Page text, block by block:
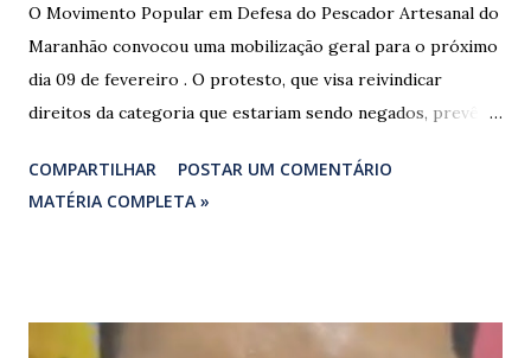
O Movimento Popular em Defesa do Pescador Artesanal do
Maranhão convocou uma mobilização geral para o próximo
dia 09 de fevereiro . O protesto, que visa reivindicar
direitos da categoria que estariam sendo negados, prevê o
federais que cortam o estado. ​As interdições estão
programadas para começar às 07:00 da manhã e, segundo
manifestação busca chamar a atenção das autoridades para
COMPARTILHAR
POSTAR UM COMENTÁRIO
MATÉRIA COMPLETA »